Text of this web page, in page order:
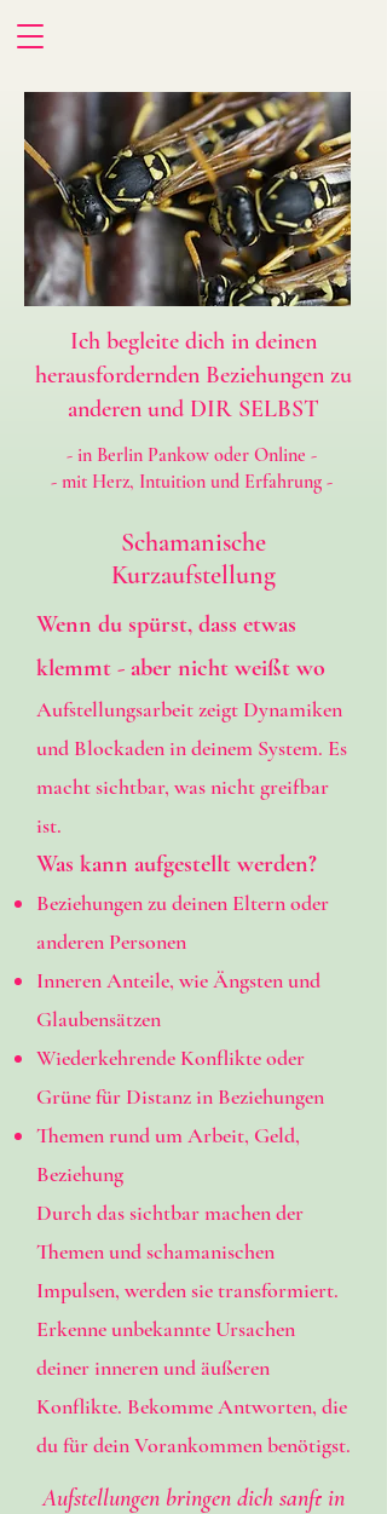
​Ich begleite dich in deinen
herausfordernden Beziehungen zu
anderen und DIR SELBST
- in Berlin Pankow oder Online -
- mit Herz, Intuition und Erfahrung -
Schamanische
Kurzaufstellung
Wenn du spürst, dass etwas
klemmt - aber nicht weißt wo
Aufstellungsarbeit zeigt Dynamiken
und Blockaden in deinem System. Es
macht sichtbar, was nicht greifbar
ist.
Was kann aufgestellt werden?
Beziehungen zu deinen Eltern oder
anderen Personen
Inneren Anteile, wie Ängsten und
Glaubensätzen
Wiederkehrende Konflikte oder
Grüne für Distanz in Beziehungen
Themen rund um Arbeit, Geld,
Beziehung
Durch das sichtbar machen der
Themen und schamanischen
Impulsen, werden sie transformiert.
Erkenne unbekannte Ursachen
deiner inneren und äußeren
Konflikte. Bekomme Antworten, die
du für dein Vorankommen benötigst.
Aufstellungen bringen dich sanft in